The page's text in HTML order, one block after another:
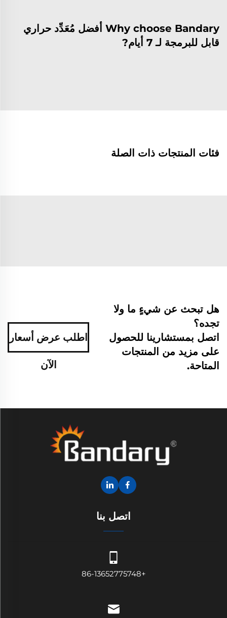
Why choose Bandary أفضل مُعَدِّد حراري
قابل للبرمجة لـ 7 أيام?
فئات المنتجات ذات الصلة
هل تبحث عن شيءٍ ما ولا
تجده؟
اتصل بمستشارينا للحصول
على مزيد من المنتجات
المتاحة.
اطلب عرض أسعار
الآن
اتصل بنا
+86-13652775748